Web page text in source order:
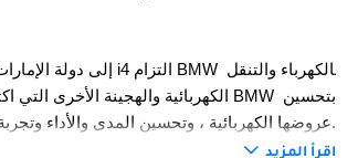
عروضها الكهربائية ، وتحسين المدى والأداء وتجربة القيادة الشاملة للمستهلكين في الإمارات العربية المتحدة.
اقرأ المزيد